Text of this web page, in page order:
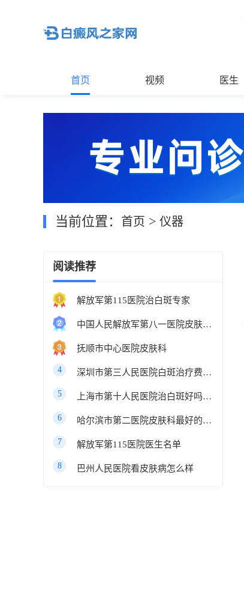
首页 视频 医生
当前位置： 首页 > 仪器
阅读推荐
解放军第115医院治白斑专家
中国人民解放军第八一医院皮肤科最好的医生
抚顺市中心医院皮肤科
4 深圳市第三人民医院白斑治疗费用多少
5 上海市第十人民医院治白斑好吗知乎
6 哈尔滨市第二医院皮肤科最好的医生
7 解放军第115医院医生名单
8 巴州人民医院看皮肤病怎么样